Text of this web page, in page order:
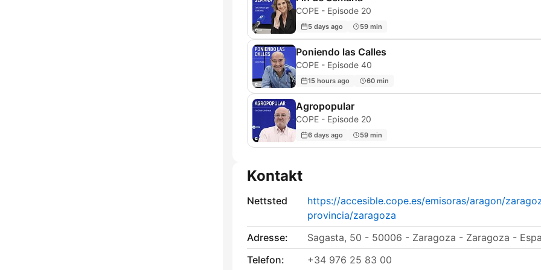
COPE - Episode 20
5 days ago 59 min
Poniendo las Calles
COPE - Episode 40
15 hours ago 60 min
Agropopular
COPE - Episode 20
6 days ago 59 min
Kontakt
Nettsted
https://accesible.cope.es/emisoras/aragon/
provincia/zaragoza
Adresse:
Sagasta, 50 - 50006 - Zaragoza - Zaragoza -
Telefon:
+34 976 25 83 00